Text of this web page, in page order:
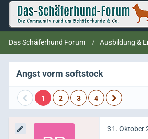
Das Schäferhund Forum Ausbildung &
Angst vorm softstock
1 2 3 4
31. Oktober